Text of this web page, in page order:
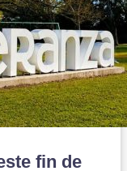
fin de